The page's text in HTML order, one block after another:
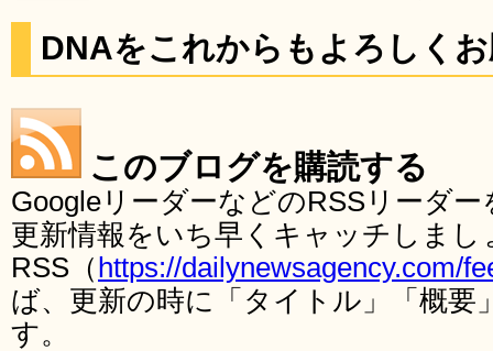
DNAをこれからもよろしく
このブログを購読する
GoogleリーダーなどのRSSリーダ
更新情報をいち早くキャッチしま
RSS（ https://dailynewsagency.com/
ば、更新の時に「タイトル」「概要
す。